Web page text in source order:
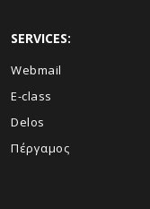
SERVICES:
Webmail
E-class
Delos
Πέργαμος